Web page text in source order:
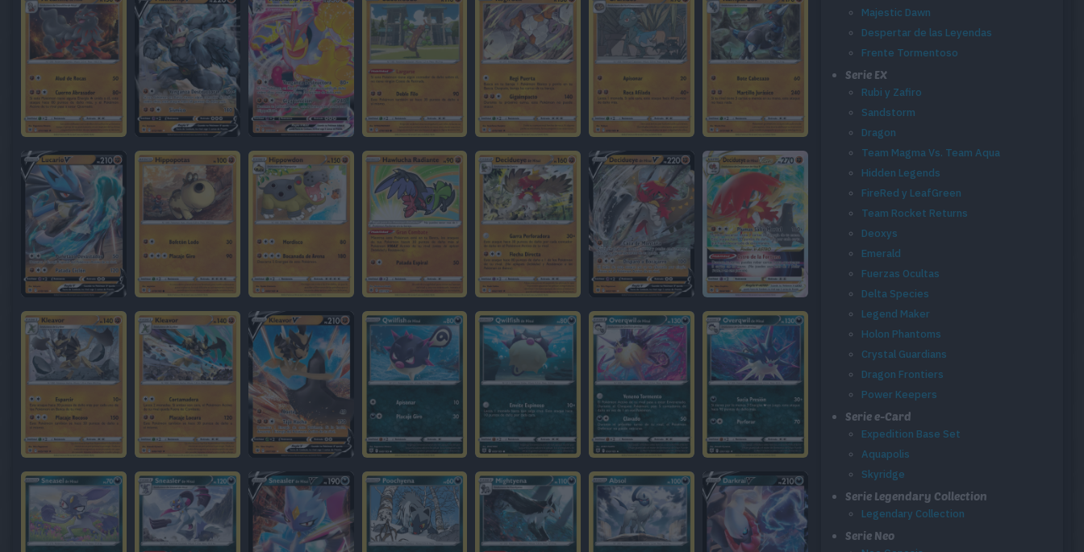
Majestic Dawn
Despertar de las Leyendas
Frente Tormentoso
Serie EX
Rubi y Zafiro
Sandstorm
Dragon
Team Magma Vs. Team Aqua
Hidden Legends
FireRed y LeafGreen
Team Rocket Returns
Deoxys
Emerald
Fuerzas Ocultas
Delta Species
Legend Maker
Holon Phantoms
Crystal Guardians
Dragon Frontiers
Power Keepers
Serie e-Card
Expedition Base Set
Aquapolis
Skyridge
Serie Legendary Collection
Legendary Collection
Serie Neo